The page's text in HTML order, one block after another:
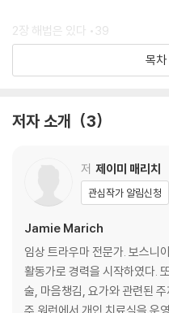
2장 해법은 있다 •39
만성 재발자, 아니면 치유되지 않
/ 더 자세히 살펴보기 / 회복 전략:
상처로서의 트라우마 / DSM과
의 탈신화화 / 트라우마 처리작업
4장 트라우마 생존자들에게 12
12단계 접근법의 치유기제 / 12
지원 / 유연한 구조 / 12단계에서
뛰어난 치유법들 / 무엇이든 효
그램을 평가하는 법
목차
저자 소개 3
저 제이미 매리치
관심작가 알림신청
Jamie Marich
임상 트라우마 전문가. 보스니
활동가로 경력을 시작하였다.
술, 마음챙김, 요가와 관련된